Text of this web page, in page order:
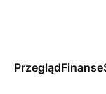
PrzeglądFinanse